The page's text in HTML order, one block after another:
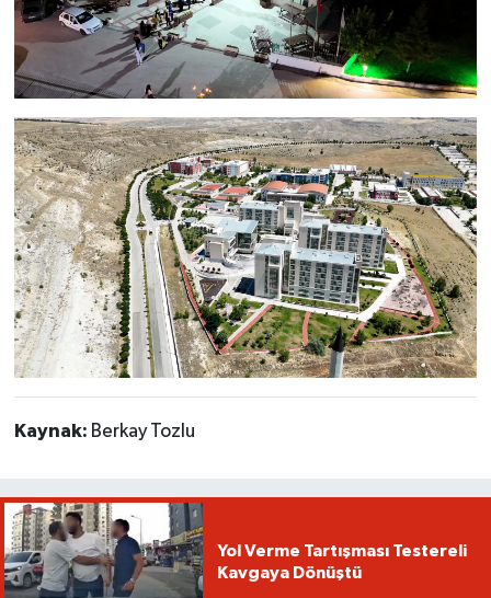
Kaynak: Berkay Tozlu
Yol Verme Tartışması Testereli
Kavgaya Dönüştü